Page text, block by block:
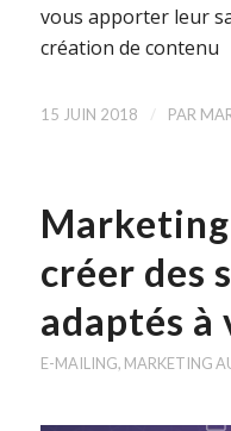
vous apporter leur
création de contenu
15 JUIN 2018 PAR
créer des
adaptés à
E-MAILING, MARKETING